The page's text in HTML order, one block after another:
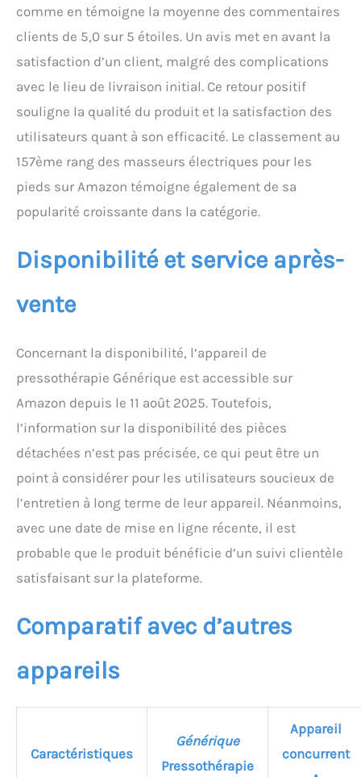
machine de présothérapie
serait un grand cadeau pour
Veuillez vous assurer que le
vendeur est bien
commandes passées auprès
d'autres boutiques ne sont pas
garanties après-vente
comme en témoigne la moyenne des commentaires
clients de 5,0 sur 5 étoiles. Un avis met en avant la
satisfaction d’un client, malgré des complications
avec le lieu de livraison initial. Ce retour positif
souligne la qualité du produit et la satisfaction des
utilisateurs quant à son efficacité. Le classement au
157ème rang des masseurs électriques pour les
pieds sur Amazon témoigne également de sa
popularité croissante dans la catégorie.
Disponibilité et service après-
vente
Concernant la disponibilité, l’appareil de
pressothérapie Générique est accessible sur
Amazon depuis le 11 août 2025. Toutefois,
l’information sur la disponibilité des pièces
détachées n’est pas précisée, ce qui peut être un
point à considérer pour les utilisateurs soucieux de
l’entretien à long terme de leur appareil. Néanmoins,
avec une date de mise en ligne récente, il est
probable que le produit bénéficie d’un suivi clientèle
satisfaisant sur la plateforme.
Comparatif avec d’autres
appareils
Caractéristiques
Générique
Pressothérapie
Appareil
concurrent